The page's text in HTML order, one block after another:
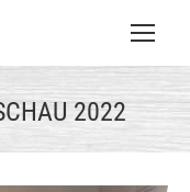
2022